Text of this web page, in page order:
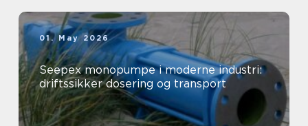
01. May 2026
Seepex monopumpe i moderne industri:
driftssikker dosering og transport